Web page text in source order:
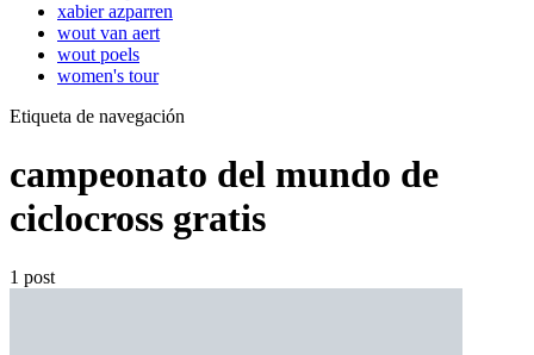
xabier azparren
wout van aert
wout poels
women's tour
Etiqueta de navegación
campeonato del mundo de
ciclocross gratis
1 post